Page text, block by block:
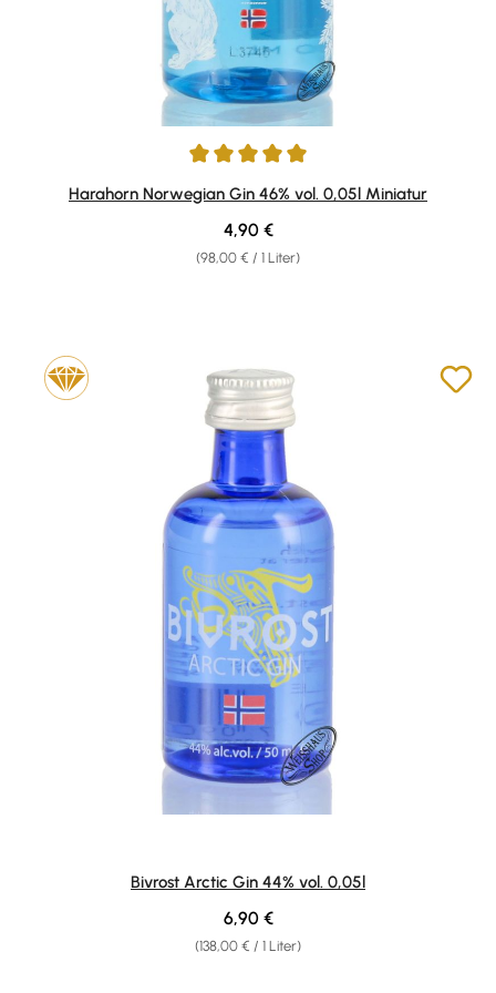
Durchschnittliche Bewertung von 5 von 5 Sternen
Harahorn Norwegian Gin 46% vol. 0,05l Miniatur
(98,00 € / 1 Liter)
Regulärer Preis:
4,90 €
Bivrost Arctic Gin 44% vol. 0,05l
(138,00 € / 1 Liter)
Regulärer Preis:
6,90 €